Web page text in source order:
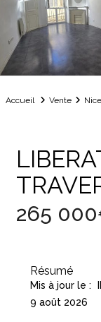
Accueil Vente Nice
265
Résumé
Mis à jour le :
9 août 2026